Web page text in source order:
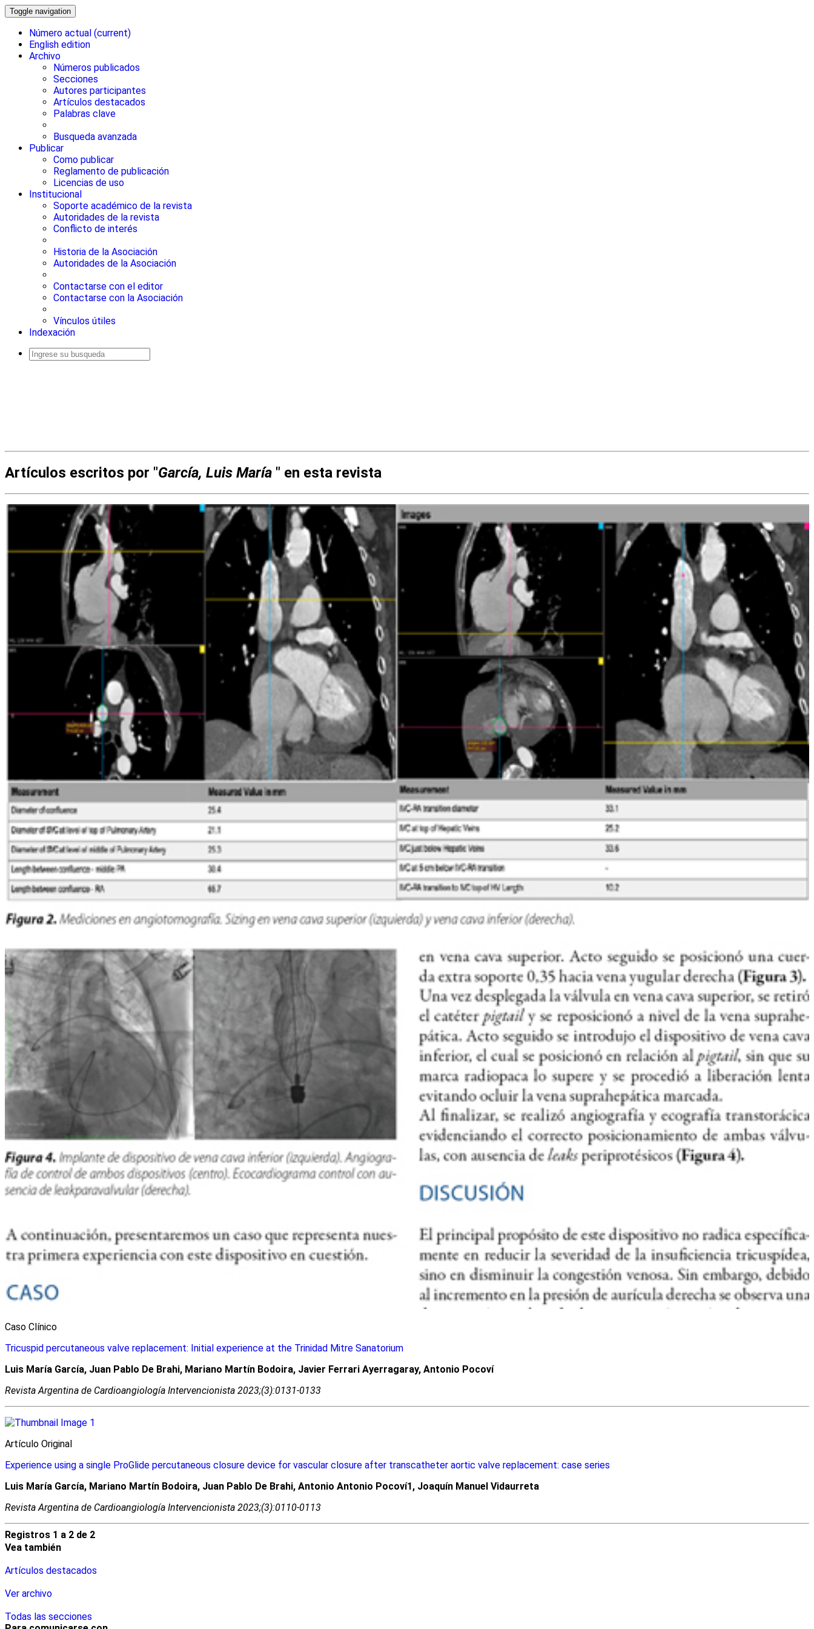
Toggle navigation
Número actual (current)
English edition
Archivo
Números publicados
Secciones
Autores participantes
Artículos destacados
Palabras clave
Busqueda avanzada
Publicar
Como publicar
Reglamento de publicación
Licencias de uso
Institucional
Soporte académico de la revista
Autoridades de la revista
Conflicto de interés
Historia de la Asociación
Autoridades de la Asociación
Contactarse con el editor
Contactarse con la Asociación
Vínculos útiles
Indexación
Artículos escritos por "García, Luis María " en esta revista
Caso Clínico
Tricuspid percutaneous valve replacement: Initial experience at the Trinidad Mitre Sanatorium
Luis María García, Juan Pablo De Brahi, Mariano Martín Bodoira, Javier Ferrari Ayerragaray, Antonio Pocoví
Revista Argentina de Cardioangiologí­a Intervencionista 2023;(3):0131-0133
Artí­culo Original
Experience using a single ProGlide percutaneous closure device for vascular closure after transcatheter aortic valve replacement: case series
Luis María García, Mariano Martín Bodoira, Juan Pablo De Brahi, Antonio Antonio Pocoví1, Joaquín Manuel Vidaurreta
Revista Argentina de Cardioangiologí­a Intervencionista 2023;(3):0110-0113
Registros 1 a 2 de 2
Vea también
Artículos destacados
Ver archivo
Todas las secciones